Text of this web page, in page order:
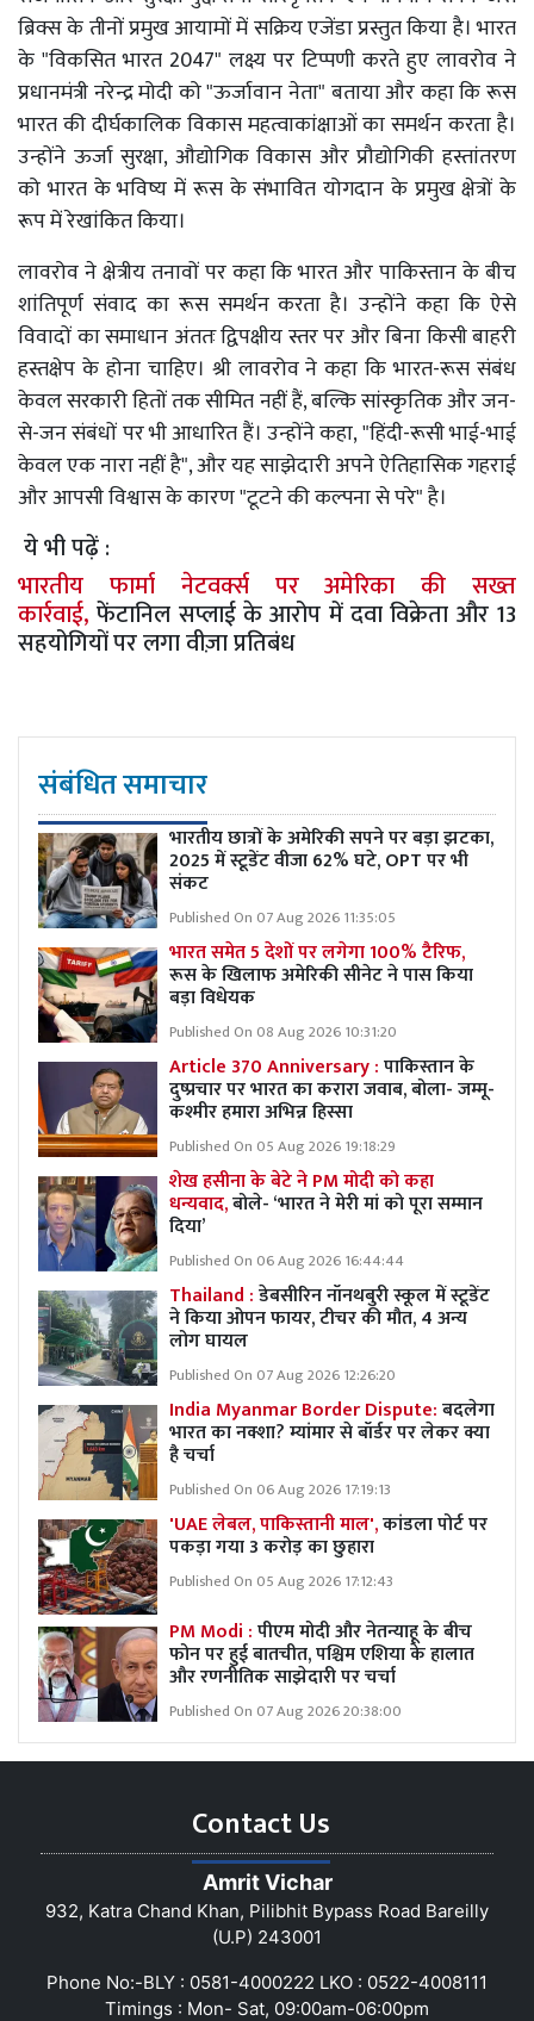
ब्रिक्स के तीनों प्रमुख आयामों में सक्रिय एजेंडा प्रस्तुत किया है। भारत
के "विकसित भारत 2047" लक्ष्य पर टिप्पणी करते हुए लावरोव ने
प्रधानमंत्री नरेन्द्र मोदी को "ऊर्जावान नेता" बताया और कहा कि रूस
भारत की दीर्घकालिक विकास महत्वाकांक्षाओं का समर्थन करता है।
उन्होंने ऊर्जा सुरक्षा, औद्योगिक विकास और प्रौद्योगिकी हस्तांतरण
को भारत के भविष्य में रूस के संभावित योगदान के प्रमुख क्षेत्रों के
रूप में रेखांकित किया।
लावरोव ने क्षेत्रीय तनावों पर कहा कि भारत और पाकिस्तान के बीच
शांतिपूर्ण संवाद का रूस समर्थन करता है। उन्होंने कहा कि ऐसे
विवादों का समाधान अंततः द्विपक्षीय स्तर पर और बिना किसी बाहरी
हस्तक्षेप के होना चाहिए। श्री लावरोव ने कहा कि भारत-रूस संबंध
केवल सरकारी हितों तक सीमित नहीं हैं, बल्कि सांस्कृतिक और जन-
से-जन संबंधों पर भी आधारित हैं। उन्होंने कहा, "हिंदी-रूसी भाई-भाई
केवल एक नारा नहीं है", और यह साझेदारी अपने ऐतिहासिक गहराई
और आपसी विश्वास के कारण "टूटने की कल्पना से परे" है।
ये भी पढ़ें :
भारतीय फार्मा नेटवर्क्स पर अमेरिका की सख्त
कार्रवाई,फेंटानिल सप्लाई के आरोप में दवा विक्रेता और 13
सहयोगियों पर लगा वीज़ा प्रतिबंध
संबंधित समाचार
भारतीय छात्रों के अमेरिकी सपने पर बड़ा झटका,
2025 में स्टूडेंट वीजा 62% घटे, OPT पर भी
संकट
Published On 07 Aug 2026 11:35:05
भारत समेत 5 देशों पर लगेगा 100% टैरिफ,
रूस के खिलाफ अमेरिकी सीनेट ने पास किया
बड़ा विधेयक
Published On 08 Aug 2026 10:31:20
Article 370 Anniversary :पाकिस्तान के
दुष्प्रचार पर भारत का करारा जवाब, बोला- जम्मू-
कश्मीर हमारा अभिन्न हिस्सा
Published On 05 Aug 2026 19:18:29
शेख हसीना के बेटे ने PM मोदी को कहा
धन्यवाद,बोले- ‘भारत ने मेरी मां को पूरा सम्मान
दिया’
Published On 06 Aug 2026 16:44:44
Thailand :डेबसीरिन नॉनथबुरी स्कूल में स्टूडेंट
ने किया ओपन फायर, टीचर की मौत, 4 अन्य
लोग घायल
Published On 07 Aug 2026 12:26:20
India Myanmar Border Dispute:बदलेगा
भारत का नक्शा? म्यांमार से बॉर्डर पर लेकर क्या
है चर्चा
Published On 06 Aug 2026 17:19:13
'UAE लेबल, पाकिस्तानी माल',कांडला पोर्ट पर
पकड़ा गया 3 करोड़ का छुहारा
Published On 05 Aug 2026 17:12:43
PM Modi :पीएम मोदी और नेतन्याहू के बीच
फोन पर हुई बातचीत, पश्चिम एशिया के हालात
और रणनीतिक साझेदारी पर चर्चा
Published On 07 Aug 2026 20:38:00
Contact Us
Amrit Vichar
932, Katra Chand Khan, Pilibhit Bypass Road Bareilly
(U.P) 243001
Phone No:-BLY : 0581-4000222 LKO : 0522-4008111
Timings : Mon- Sat, 09:00am-06:00pm